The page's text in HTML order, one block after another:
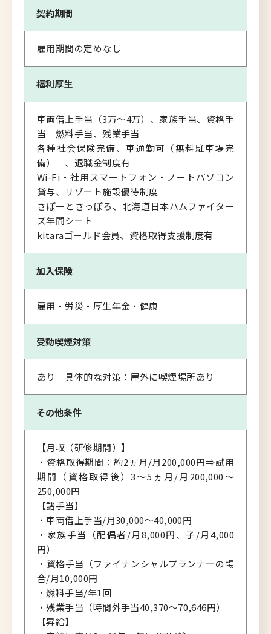
契約期間
雇用期間の定めなし
福利厚生
車両借上手当（3万～4万）、家族手当、資格手
当 燃料手当、残業手当
各種社会保険完備、車通勤可（無料駐車場完
備） 、退職金制度有
Wi-Fi・社用スマートフォン・ノートパソコン
貸与、リゾート施設優待制度
さぽーとさっぽろ、北海道日本ハムファイター
ズ年間シート
kitaraゴールド会員、資格取得支援制度有
加入保険
雇用・労災・厚生年金・健康
受動喫煙対策
あり 具体的な対策：屋外に喫煙場所あり
その他条件
【月収（研修期間）】
・資格取得期間：約2ヵ月/月200,000円⇒試用
期間（資格取得後）3～5ヵ月/月200,000～
250,000円
【諸手当】
・車両借上手当/月30,000～40,000円
・家族手当（配偶者/月8,000円、子/月4,000
円）
・資格手当（ファイナンシャルプランナーの場
合/月10,000円
・燃料手当/年1回
・残業手当（時間外手当40,370～70,646円）
【昇給】